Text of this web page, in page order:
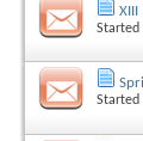
XIII
Started
Started